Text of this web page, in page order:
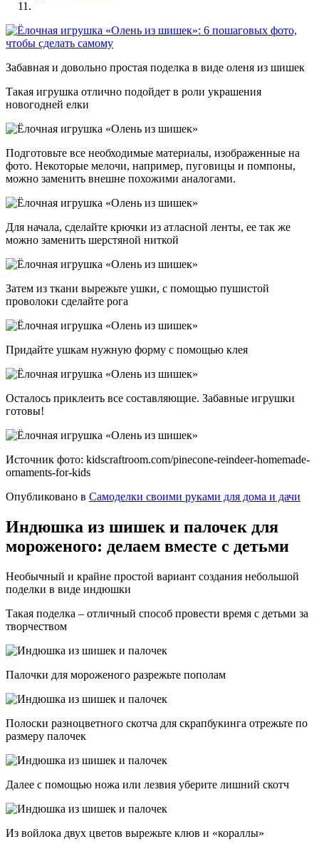
Забавная и довольно простая поделка в виде оленя из шишек
Такая игрушка отлично подойдет в роли украшения
новогодней елки
Подготовьте все необходимые материалы, изображенные на
фото. Некоторые мелочи, например, пуговицы и помпоны,
можно заменить внешне похожими аналогами.
Для начала, сделайте крючки из атласной ленты, ее так же
можно заменить шерстяной ниткой
Затем из ткани вырежьте ушки, с помощью пушистой
проволоки сделайте рога
Придайте ушкам нужную форму с помощью клея
Осталось приклеить все составляющие. Забавные игрушки
готовы!
Источник фото: kidscraftroom.com/pinecone-reindeer-homemade-
ornaments-for-kids
Опубликовано в Самоделки своими руками для дома и дачи
Индюшка из шишек и палочек для
мороженого: делаем вместе с детьми
Необычный и крайне простой вариант создания небольшой
поделки в виде индюшки
Такая поделка – отличный способ провести время с детьми за
творчеством
Палочки для мороженого разрежьте пополам
Полоски разноцветного скотча для скрапбукинга отрежьте по
размеру палочек
Далее с помощью ножа или лезвия уберите лишний скотч
Из войлока двух цветов вырежьте клюв и «кораллы»